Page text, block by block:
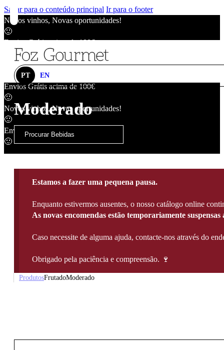
Saltar para o conteúdo principal Ir para o footer
Novos vinhos, Novas oportunidades!
🙂
Envios Grátis acima de 100€
Novos vinhos, Novas oportunidades!
Envios Grátis acima de 100€
🙂
Novos vinhos, Novas oportunidades!
🙂
Envios Grátis acima de 100€
🙂
PT EN
Moderado
Estamos a fazer uma pequena pausa.
Enquanto estivermos ausentes, o nosso catálogo online
As novas encomendas estão temporariamente suspensas
Caso necessite de alguma ajuda, contacte-nos através do
Obrigado pela paciência e compreensão. 🍷
ProdutosFrutadoModerado